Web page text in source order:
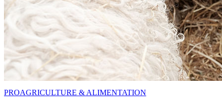
PROAGRICULTURE & ALIMENTATION